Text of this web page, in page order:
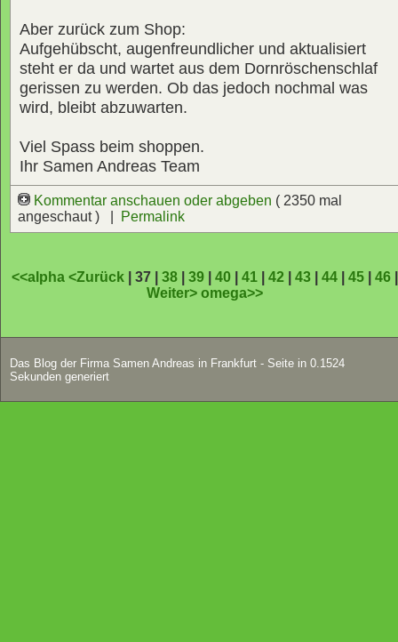
Aber zurück zum Shop:
Aufgehübscht, augenfreundlicher und aktualisiert
steht er da und wartet aus dem Dornröschenschlaf
gerissen zu werden. Ob das jedoch nochmal was
wird, bleibt abzuwarten.
Viel Spass beim shoppen.
Ihr Samen Andreas Team
Kommentar anschauen oder abgeben ( 2350 mal
angeschaut ) |
Permalink
<<alpha<Zurück | 37 |38 |39 |40 |41 |42 |43 |44 |45 |46
Weiter>omega>>
Das Blog der Firma Samen Andreas in Frankfurt - Seite in 0.1524
Sekunden generiert